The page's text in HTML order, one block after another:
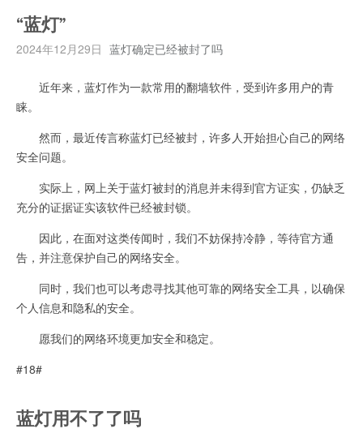
“蓝灯”
2024年12月29日 蓝灯确定已经被封了吗
近年来，蓝灯作为一款常用的翻墙软件，受到许多用户的青
睐。
然而，最近传言称蓝灯已经被封，许多人开始担心自己的网络
安全问题。
实际上，网上关于蓝灯被封的消息并未得到官方证实，仍缺乏
充分的证据证实该软件已经被封锁。
因此，在面对这类传闻时，我们不妨保持冷静，等待官方通
告，并注意保护自己的网络安全。
同时，我们也可以考虑寻找其他可靠的网络安全工具，以确保
个人信息和隐私的安全。
愿我们的网络环境更加安全和稳定。
#18#
蓝灯用不了了吗